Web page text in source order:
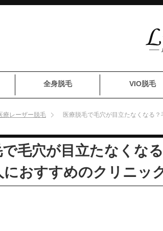
全身脱毛 VIO脱毛
療レーザー脱毛 医療脱毛で毛穴が目立たなくなる
で毛穴が目立たなくな
におすすめのクリニッ